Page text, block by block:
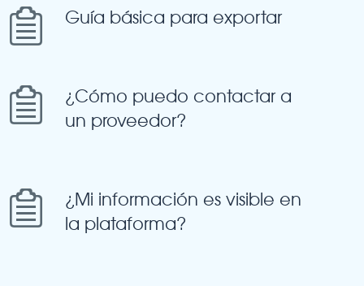
Guía básica para exportar
¿Cómo puedo contactar a
un proveedor?
¿Mi información es visible en
la plataforma?